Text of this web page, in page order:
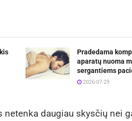
Pradedama
aparatų nuoma
sergantiems
2026-07-29
daugiau skysčių nei